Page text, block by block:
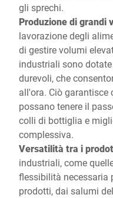
gli sprechi.
Produzione di grandi
lavorazione degli
di gestire volumi
industriali sono
durevoli, che
all'ora. Ciò garantisce
possano tenere il
colli di bottiglia e
complessiva.
Versatilità tra i
industriali, come
flessibilità necessaria
prodotti, dai salumi